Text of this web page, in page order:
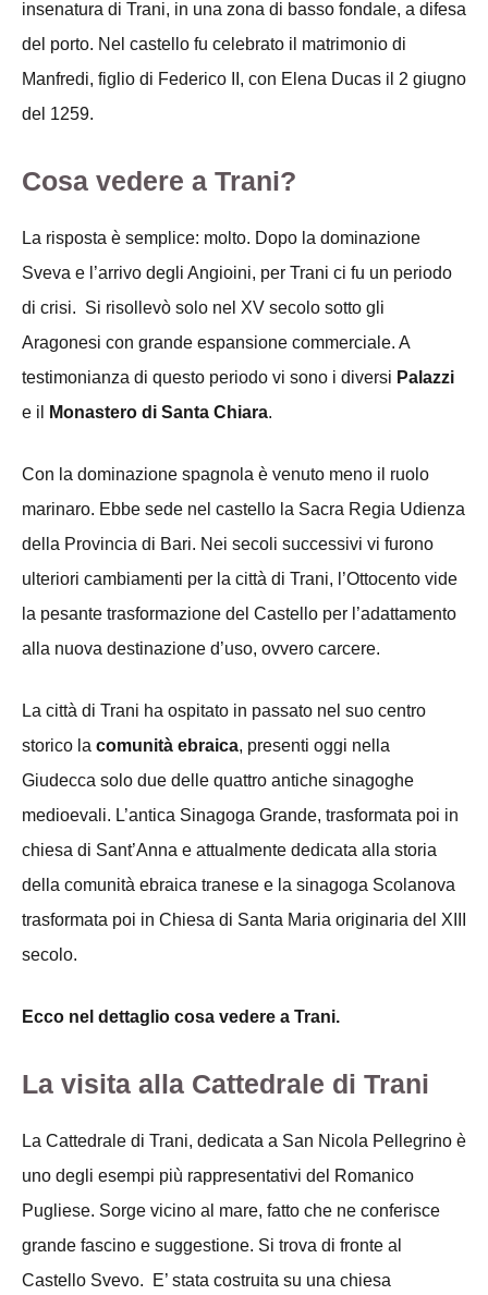
insenatura di Trani, in una zona di basso fondale, a difesa
del porto. Nel castello fu celebrato il matrimonio di
Manfredi, figlio di Federico II, con Elena Ducas il 2 giugno
del 1259.
Cosa vedere a Trani?
La risposta è semplice: molto. Dopo la dominazione
Sveva e l’arrivo degli Angioini, per Trani ci fu un periodo
di crisi. Si risollevò solo nel XV secolo sotto gli
Aragonesi con grande espansione commerciale. A
testimonianza di questo periodo vi sono i diversi Palazzi
e il Monastero di Santa Chiara.
Con la dominazione spagnola è venuto meno il ruolo
marinaro. Ebbe sede nel castello la Sacra Regia Udienza
della Provincia di Bari. Nei secoli successivi vi furono
ulteriori cambiamenti per la città di Trani, l’Ottocento vide
la pesante trasformazione del Castello per l’adattamento
alla nuova destinazione d’uso, ovvero carcere.
La città di Trani ha ospitato in passato nel suo centro
storico la comunità ebraica, presenti oggi nella
Giudecca solo due delle quattro antiche sinagoghe
medioevali. L’antica Sinagoga Grande, trasformata poi in
chiesa di Sant’Anna e attualmente dedicata alla storia
della comunità ebraica tranese e la sinagoga Scolanova
trasformata poi in Chiesa di Santa Maria originaria del XIII
secolo.
Ecco nel dettaglio cosa vedere a Trani.
La visita alla Cattedrale di Trani
La Cattedrale di Trani, dedicata a San Nicola Pellegrino è
uno degli esempi più rappresentativi del Romanico
Pugliese. Sorge vicino al mare, fatto che ne conferisce
grande fascino e suggestione. Si trova di fronte al
Castello Svevo. E’ stata costruita su una chiesa